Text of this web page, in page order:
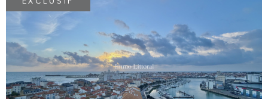
EXCLUSIF
TEXTE
RECHERCHER